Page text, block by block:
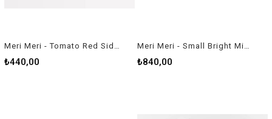
₺440,00 ₺840,00